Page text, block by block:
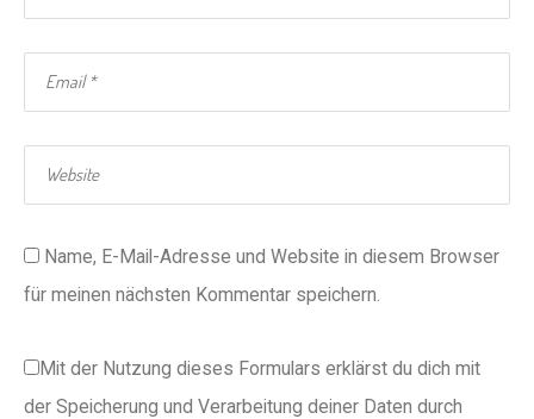
Name, E-Mail-Adresse und Website in diesem Browser
für meinen nächsten Kommentar speichern.
Mit der Nutzung dieses Formulars erklärst du dich mit
der Speicherung und Verarbeitung deiner Daten durch